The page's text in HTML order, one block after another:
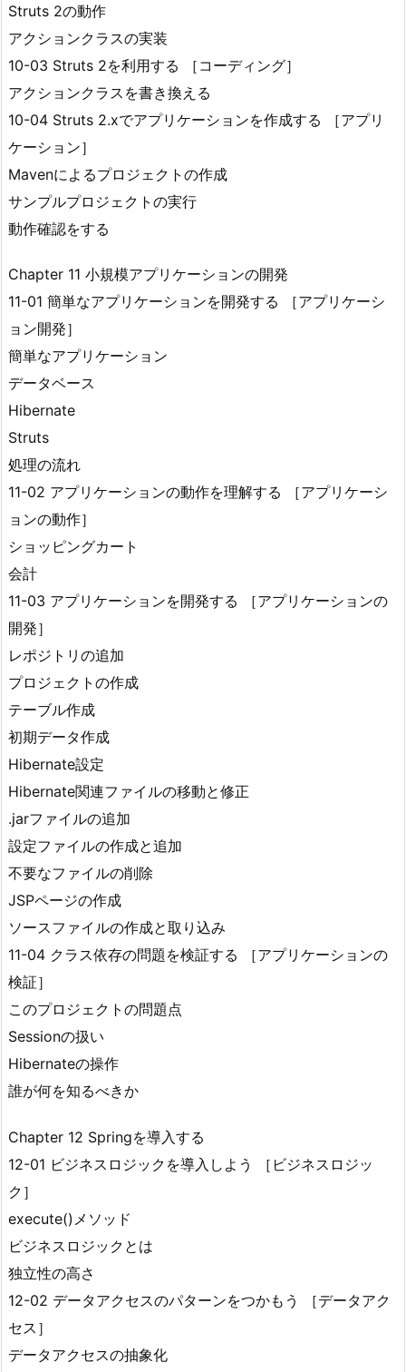
Struts 2の動作
アクションクラスの実装
10-03 Struts 2を利用する ［コーディング］
アクションクラスを書き換える
10-04 Struts 2.xでアプリケーションを作成する ［アプリ
ケーション］
Mavenによるプロジェクトの作成
サンプルプロジェクトの実行
動作確認をする
Chapter 11 小規模アプリケーションの開発
11-01 簡単なアプリケーションを開発する ［アプリケーシ
ョン開発］
簡単なアプリケーション
データベース
Hibernate
Struts
処理の流れ
11-02 アプリケーションの動作を理解する ［アプリケーシ
ョンの動作］
ショッピングカート
会計
11-03 アプリケーションを開発する ［アプリケーションの
開発］
レポジトリの追加
プロジェクトの作成
テーブル作成
初期データ作成
Hibernate設定
Hibernate関連ファイルの移動と修正
.jarファイルの追加
設定ファイルの作成と追加
不要なファイルの削除
JSPページの作成
ソースファイルの作成と取り込み
11-04 クラス依存の問題を検証する ［アプリケーションの
検証］
このプロジェクトの問題点
Sessionの扱い
Hibernateの操作
誰が何を知るべきか
Chapter 12 Springを導入する
12-01 ビジネスロジックを導入しよう ［ビジネスロジッ
ク］
execute()メソッド
ビジネスロジックとは
独立性の高さ
12-02 データアクセスのパターンをつかもう ［データアク
セス］
データアクセスの抽象化